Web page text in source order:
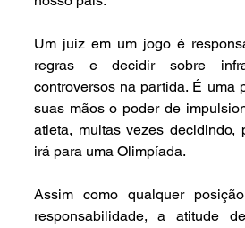
Um juiz em um jogo é
regras e decidir sobre
controversos na partida. É uma
suas mãos o poder de
atleta, muitas vezes decidindo,
irá para uma Olimpíada.
Assim como qualquer
responsabilidade, a atitude